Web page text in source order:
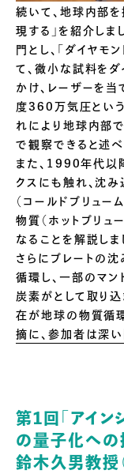
続いて、地球内部
現する」を紹介しま
門とし、「ダイヤモ
て、微小な試料を
かけ、レーザーを
度360万気圧とい
れにより地球内部
で観察できると述べ
また、1990年代以
クスにも触れ、沈
（コールドプリュー
物質（ホットプリュ
なることを解説しま
さらにプレートの
循環し、一部のマ
炭素がとして取り
在が地球の物質循
摘に、参加者は深
第1回「アイ
の量子化への
鈴木久男教授